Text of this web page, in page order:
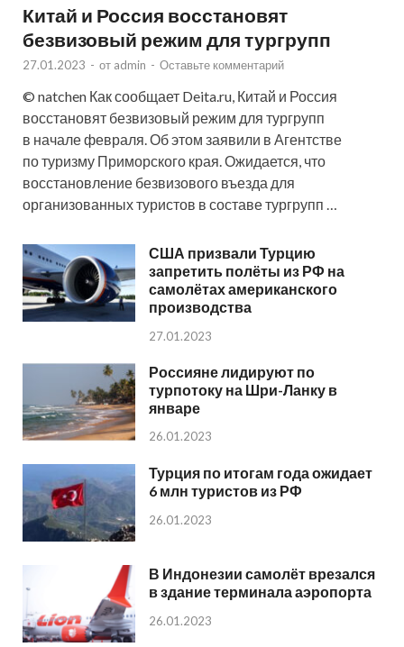
Китай и Россия восстановят
безвизовый режим для тургрупп
27.01.2023 - от admin - Оставьте комментарий
© natchen Как сообщает Deita.ru, Китай и Россия
восстановят безвизовый режим для тургрупп
в начале февраля. Об этом заявили в Агентстве
по туризму Приморского края. Ожидается, что
восстановление безвизового въезда для
организованных туристов в составе тургрупп …
США призвали Турцию
запретить полёты из РФ на
самолётах американского
производства
27.01.2023
Россияне лидируют по
турпотоку на Шри-Ланку в
январе
26.01.2023
Турция по итогам года ожидает
6 млн туристов из РФ
26.01.2023
В Индонезии самолёт врезался
в здание терминала аэропорта
26.01.2023